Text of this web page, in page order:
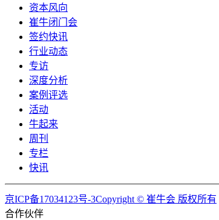
资本风向
崔牛闭门会
签约快讯
行业动态
专访
深度分析
案例评选
活动
牛起来
周刊
专栏
快讯
京ICP备17034123号-3Copyright © 崔牛会 版权所有
合作伙伴